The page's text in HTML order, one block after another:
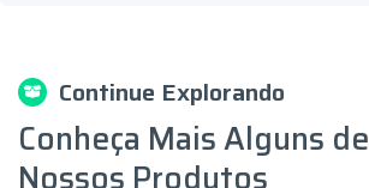
Continue Explorando
Conheça Mais Alguns de
Nossos Produtos